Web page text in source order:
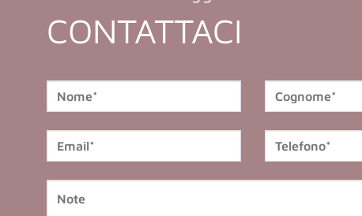
CONTATTACI